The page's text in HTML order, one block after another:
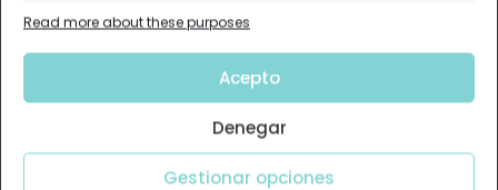
Read more about these purposes
Acepto
Denegar
Gestionar opciones